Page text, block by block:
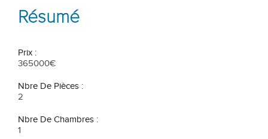
Résumé
Prix :
365000€
Nbre De Pièces :
2
Nbre De Chambres :
1